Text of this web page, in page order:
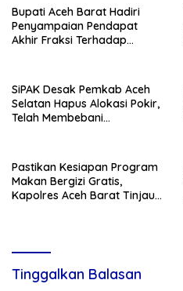
Bupati Aceh Barat Hadiri
Penyampaian Pendapat
Akhir Fraksi Terhadap
SiPAK Desak Pemkab Aceh
Selatan Hapus Alokasi Pokir,
Telah Membebani
Pastikan Kesiapan Program
Makan Bergizi Gratis,
Kapolres Aceh Barat Tinjau
Tinggalkan Balasan